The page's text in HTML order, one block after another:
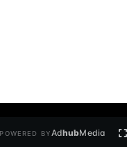
POWERED BYAdhubMedia